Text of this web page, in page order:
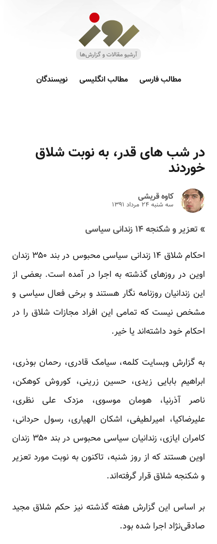
مطالب فارسی مطالب انگلیسی نویسندگان
در شب های قدر، به نوبت شلاق
خوردند
کاوه قریشی
سه شنبه ۲۴ مرداد ۱۳۹۱
» تعزیر و شکنجه ۱۴ زندانی سیاسی
احکام شلاق ۱۴ زندانی سیاسی محبوس در بند ۳۵۰ زندان
اوین در روزهای گذشته به اجرا در آمده است. بعضی از
این زندانیان روزنامه نگار هستند و برخی فعال سیاسی و
مشخص نیست که تمامی این افراد مجازات شلاق را در
احکام خود داشته‌اند یا خیر.
به گزارش وبسایت کلمه، سیامک قادری، رحمان بوذری،
ابراهیم بابایی زیدی، حسین زرینی، کوروش کوهکن،
ناصر آذرنیا، هومان موسوی، مزدک علی نظری،
علیرضاکیا، امیرلطیفی، اشکان الهیاری، رسول حردانی،
کامران ایازی، زندانیان سیاسی محبوس در بند ۳۵۰ زندان
اوین هستند که از روز شنبه، تاکنون به نوبت مورد تعزیر
و شکنجه شلاق قرار گرفته‌اند.
بر اساس این گزارش هفته گذشته نیز حکم شلاق مجید
صادقی‌نژاد اجرا شده بود.